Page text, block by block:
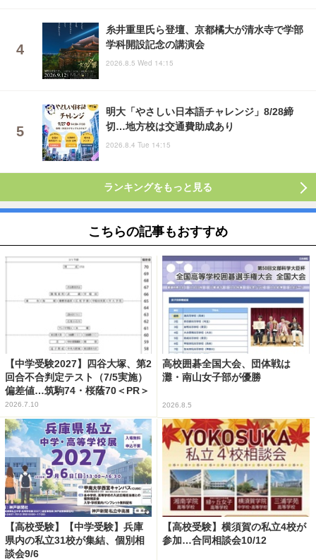
糸井重里氏ら登壇、京都橘大が清水寺で学部
学科開設記念の講演会
2026.8.5 Wed 14:15
明大「やさしい日本語チャレンジ」8/28締
切…地方校は交通費助成あり
2026.8.4 Tue 14:15
ランキングをもっと見る
こちらの記事もおすすめ
【中学受験2027】四谷大塚、第2
回合不合判定テスト（7/5実施）
偏差値…筑駒74・桜蔭70＜PR＞
2026.7.10
高校囲碁全国大会、団体戦は
灘・南山女子部が優勝
2026.8.5
【高校受験】【中学受験】兵庫
県内の私立31校が集結、個別相
談会9/6
【高校受験】横須賀の私立4校が
参加…合同相談会10/12